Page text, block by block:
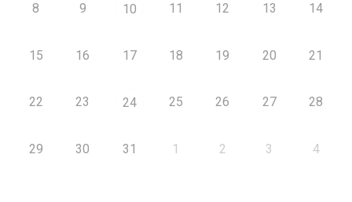
8 9 10 11 12 13 14
15 16 17 18 19 20 21
22 23 24 25 26 27 28
29 30 31 1 2 3 4